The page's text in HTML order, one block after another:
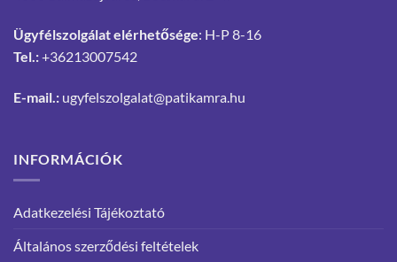
Ügyfélszolgálat elérhetősége: H-P 8-16
Tel.:+36213007542
E-mail.: ugyfelszolgalat@patikamra.hu
INFORMÁCIÓK
Adatkezelési Tájékoztató
Általános szerződési feltételek